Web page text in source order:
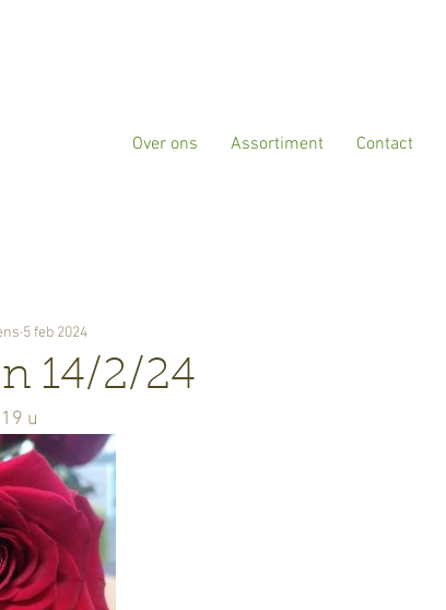
Over ons Assortiment Contact
14/2/24
5 feb 2024
u